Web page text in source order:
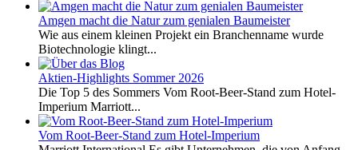
Amgen macht die Natur zum genialen Baumeister
Wie aus einem kleinen Projekt ein Branchenname wurde
Biotechnologie klingt...
Aktien-Highlights Sommer 2026
Die Top 5 des Sommers Vom Root-Beer-Stand zum Hotel-
Imperium Marriott...
Vom Root-Beer-Stand zum Hotel-Imperium